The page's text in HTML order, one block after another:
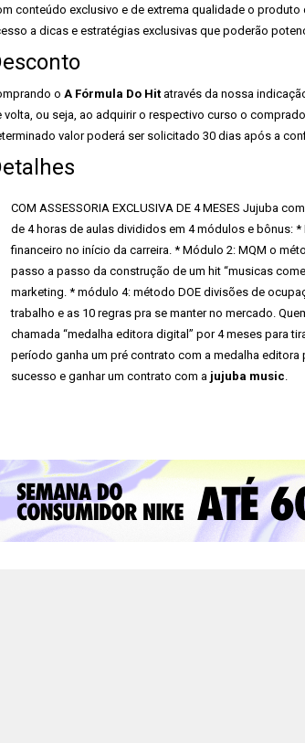
conteúdo exclusivo e de extrema qualidade o
a dicas e estratégias exclusivas que poderão
o A Fórmula Do Hitatravés da nossa
volta, ou seja, ao adquirir o respectivo curso o
valor poderá ser solicitado 30 dias após a
COM ASSESSORIA EXCLUSIVA DE 4 MESES Jujuba
de 4 horas de aulas divididos em 4 módulos e bônus:
financeiro no início da carreira. * Módulo 2: MQM o
passo a passo da construção de um hit “musicas
marketing. * módulo 4: método DOE divisões de
trabalho e as 10 regras pra se manter no mercado.
chamada “medalha editora digital” por 4 meses para
período ganha um pré contrato com a medalha
sucesso e ganhar um contrato com a jujuba music.